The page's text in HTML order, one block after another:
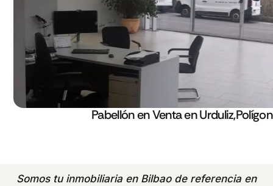
Pabellón en Venta en
Somos tu inmobiliaria en Bilbaode referencia en